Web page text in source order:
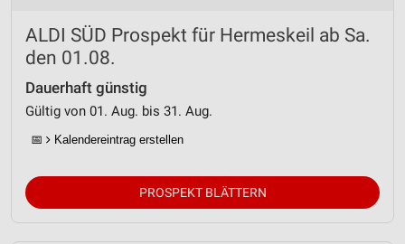
ALDI SÜD Prospekt für Hermeskeil ab Sa.
den 01.08.
Dauerhaft günstig
Gültig von 01. Aug. bis 31. Aug.
📅 Kalendereintrag erstellen
PROSPEKT BLÄTTERN